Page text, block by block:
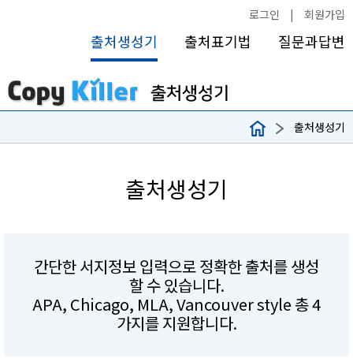
로그인 | 회원가입
출처생성기 출처표기법 질문과답변
출처생성기
출처생성기
간단한 서지정보 입력으로 정확한 출처를 생성
할 수 있습니다.
APA, Chicago, MLA, Vancouver style 총 4
가지를 지원합니다.